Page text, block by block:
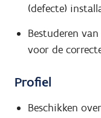
(defecte)
Bestuderen
voor de
Profiel
Beschikken